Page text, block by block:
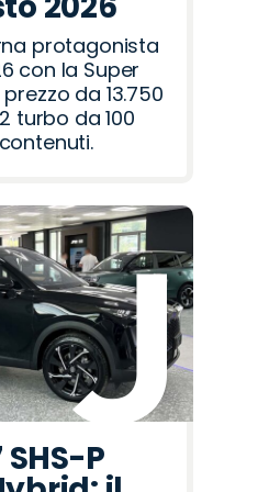
protagonista
con la Super
da 13.750
turbo da 100
P